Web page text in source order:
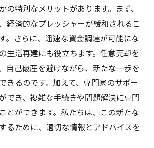
の特別なメリットがあります。まず、
経済的なプレッシャーが緩和されるこ
。さらに、迅速な資金調達が可能にな
生活再建にも役立ちます。任意売却を
自己破産を避けながら、新たな一歩を
きるのです。加えて、専門家のサポー
でき、複雑な手続きや問題解決に専門
とができます。私たちは、この新たな
るために、適切な情報とアドバイスを